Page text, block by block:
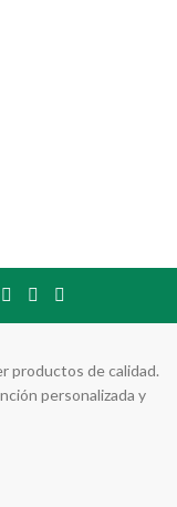
productos de calidad.
personalizada y